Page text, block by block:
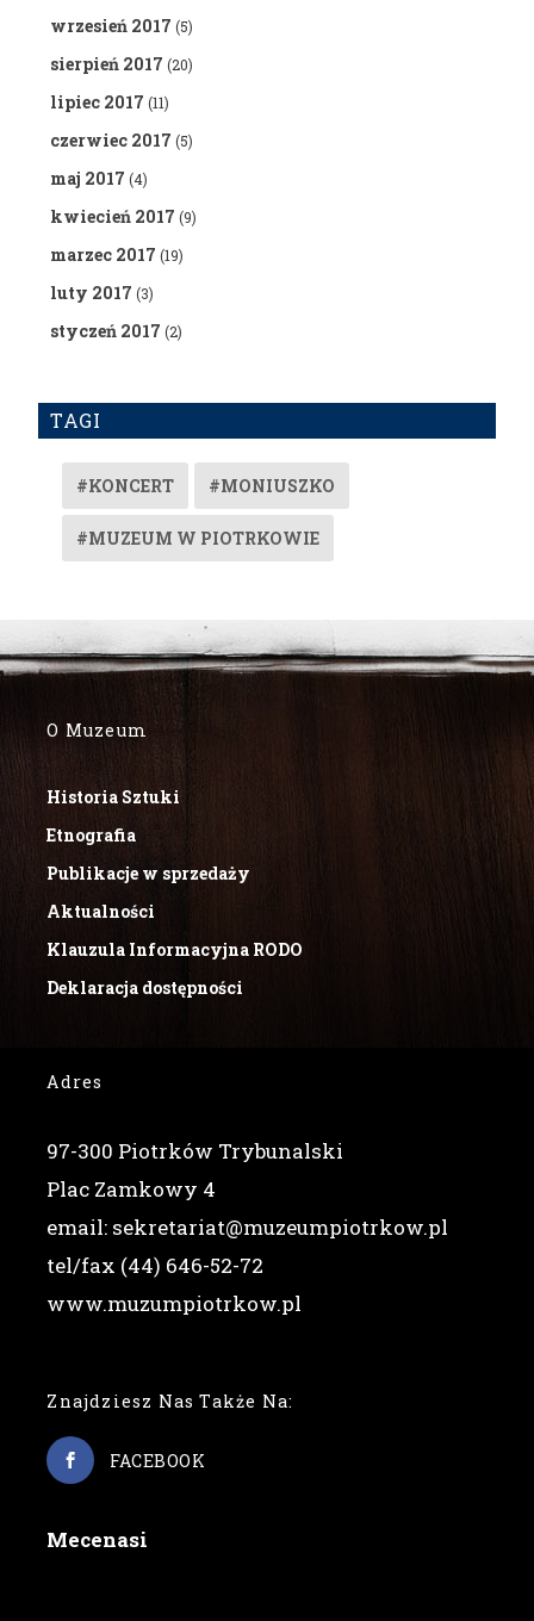
wrzesień 2017 (5)
sierpień 2017 (20)
lipiec 2017 (11)
czerwiec 2017 (5)
maj 2017 (4)
kwiecień 2017 (9)
marzec 2017 (19)
luty 2017 (3)
styczeń 2017 (2)
TAGI
#KONCERT #MONIUSZKO
#MUZEUM W PIOTRKOWIE
O Muzeum
Historia Sztuki
Etnografia
Publikacje w sprzedaży
Aktualności
Klauzula Informacyjna RODO
Deklaracja dostępności
Adres
97-300 Piotrków Trybunalski
Plac Zamkowy 4
email: sekretariat@muzeumpiotrkow.pl
tel/fax (44) 646-52-72
www.muzumpiotrkow.pl
Znajdziesz Nas Także Na:
FACEBOOK
Mecenasi